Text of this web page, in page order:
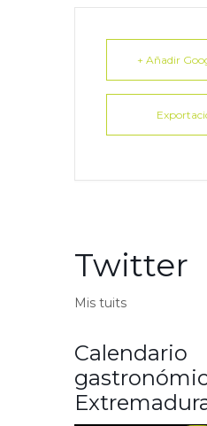
+ Añadir
Twitter
Mis tuits
Calendario